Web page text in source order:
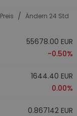
Preis / Ändern 24 Std
55678.00 EUR
-0.50%
1644.40 EUR
0.00%
0.867142 EUR